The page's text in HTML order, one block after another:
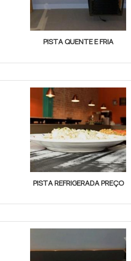
PISTA QUENTE E FRIA
PISTA REFRIGERADA PREÇO